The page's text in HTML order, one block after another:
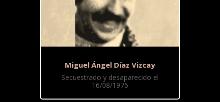
Miguel Ángel Díaz Vizcay
Secuestrado y desaparecido el
16/08/1976